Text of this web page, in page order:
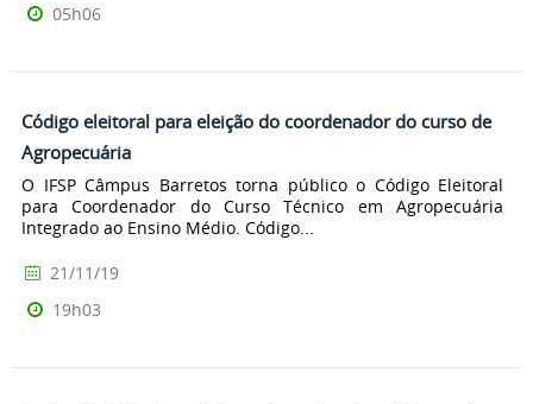
05h06
Código eleitoral para eleição do coordenador do curso de
Agropecuária
O IFSP Câmpus Barretos torna público o Código Eleitoral
para Coordenador do Curso Técnico em Agropecuária
Integrado ao Ensino Médio. Código...
21/11/19
19h03